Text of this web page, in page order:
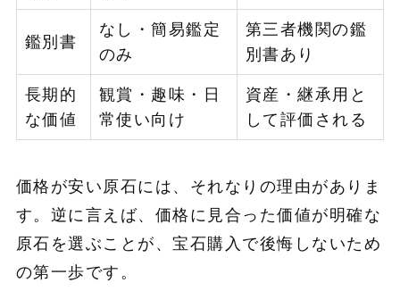
鑑別書
なし・簡易鑑定
のみ
第三者機関の鑑
別書あり
長期的
な価値
観賞・趣味・日
常使い向け
資産・継承用と
して評価される
価格が安い原石には、それなりの理由がありま
す。逆に言えば、価格に見合った価値が明確な
原石を選ぶことが、宝石購入で後悔しないため
の第一歩です。